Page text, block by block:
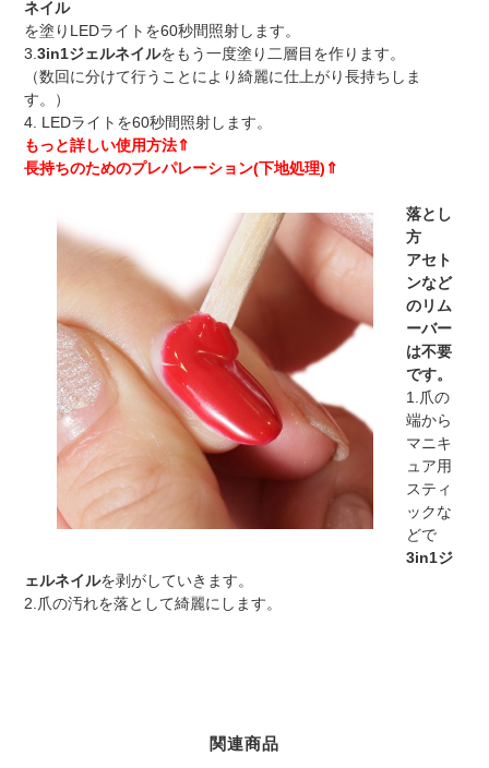
ッ
プ
ジ
ェ
ル
ネ
イ
ル
ネイル
を塗りLEDライトを60秒間照射します。
3.3in1ジェルネイルをもう一度塗り二層目を作ります。
（数回に分けて行うことにより綺麗に仕上がり長持ちしま
す。）
4. LEDライトを60秒間照射します。
もっと詳しい使用方法⇑
長持ちのためのプレパレーション(下地処理)⇑
落とし
方
アセト
ンなど
のリム
ーバー
は不要
です。
1.爪の
端から
マニキ
ュア用
スティ
ックな
どで
3in1ジ
ェルネイルを剥がしていきます。
2.爪の汚れを落として綺麗にします。
関連商品